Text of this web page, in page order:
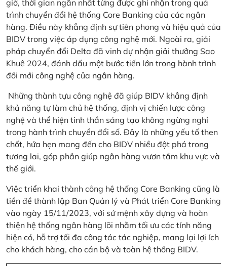
giờ, thời gian ngắn nhất từng được ghi nhận trong quá
trình chuyển đổi hệ thống Core Banking của các ngân
hàng. Điều này khẳng định sự tiên phong và hiệu quả của
BIDV trong việc áp dụng công nghệ mới. Ngoài ra, giải
pháp chuyển đổi Delta đã vinh dự nhận giải thưởng Sao
Khuê 2024, đánh dấu một bước tiến lớn trong hành trình
đổi mới công nghệ của ngân hàng.
Những thành tựu công nghệ đã giúp BIDV khẳng định
khả năng tự làm chủ hệ thống, định vị chiến lược công
nghệ và thể hiện tinh thần sáng tạo không ngừng nghỉ
trong hành trình chuyển đổi số. Đây là những yếu tố then
chốt, hứa hẹn mang đến cho BIDV nhiều đột phá trong
tương lai, góp phần giúp ngân hàng vươn tầm khu vực và
thế giới.
Việc triển khai thành công hệ thống Core Banking cũng là
tiền đề thành lập Ban Quản lý và Phát triển Core Banking
vào ngày 15/11/2023, với sứ mệnh xây dựng và hoàn
thiện hệ thống ngân hàng lõi nhằm tối ưu các tính năng
hiện có, hỗ trợ tối đa công tác tác nghiệp, mang lại lợi ích
cho khách hàng, cho cán bộ và toàn hệ thống BIDV.